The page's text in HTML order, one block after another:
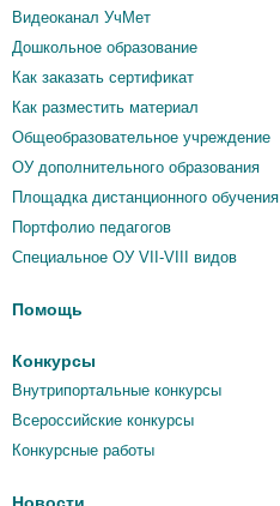
Видеоканал УчМет
Дошкольное образование
Как заказать сертификат
Как разместить материал
Общеобразовательное учреждение
ОУ дополнительного образования
Площадка дистанционного обучения
Портфолио педагогов
Специальное ОУ VII-VIII видов
Помощь
Конкурсы
Внутрипортальные конкурсы
Всероссийские конкурсы
Конкурсные работы